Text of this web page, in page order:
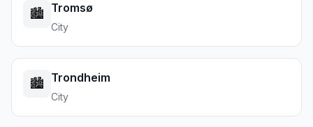
🏙️ Tromsø
City
🏙️ Trondheim
City